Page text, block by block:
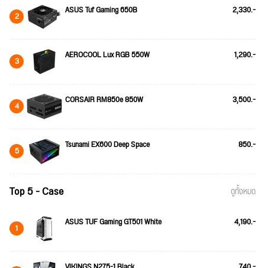
2 ASUS Tuf Gaming 650B 2,330.-
3 AEROCOOL Lux RGB 550W 1,290.-
4 CORSAIR RM850e 850W 3,500.-
5 Tsunami EX600 Deep Space 850.-
Top 5 - Case ดูทั้งหมด
1 ASUS TUF Gaming GT501 White 4,190.-